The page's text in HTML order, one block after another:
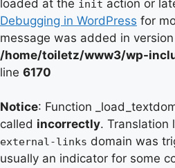
loaded at the init action or
Debugging in WordPress for
message was added in
/home/toiletz/www3/wp-
line 6170
Notice: Function
called incorrectly. Translation
external-links domain was
usually an indicator for some